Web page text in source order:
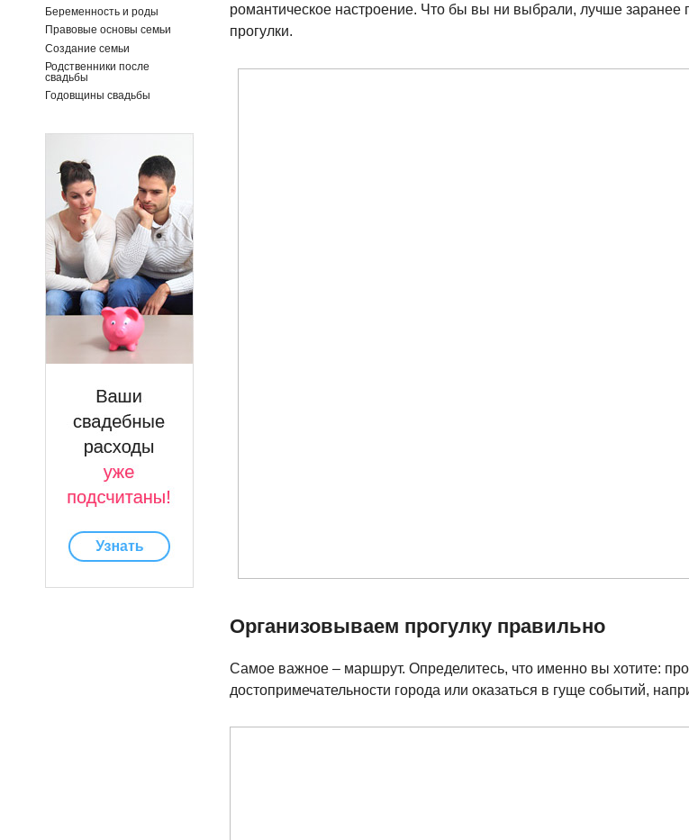
Беременность и роды
Правовые основы семьи
Создание семьи
Родственники после
свадьбы
Годовщины свадьбы
романтическое настроение. Что бы вы ни выбрали, лучше заранее
прогулки.
Организовываем прогулку правильно
Самое важное – маршрут. Определитесь, что именно вы хотите:
достопримечательности города или оказаться в гуще событий,